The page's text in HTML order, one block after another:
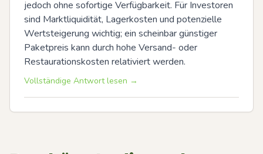
jedoch ohne sofortige Verfügbarkeit. Für Investoren
sind Marktliquidität, Lagerkosten und potenzielle
Wertsteigerung wichtig; ein scheinbar günstiger
Paketpreis kann durch hohe Versand- oder
Restaurationskosten relativiert werden.
Vollständige Antwort lesen →